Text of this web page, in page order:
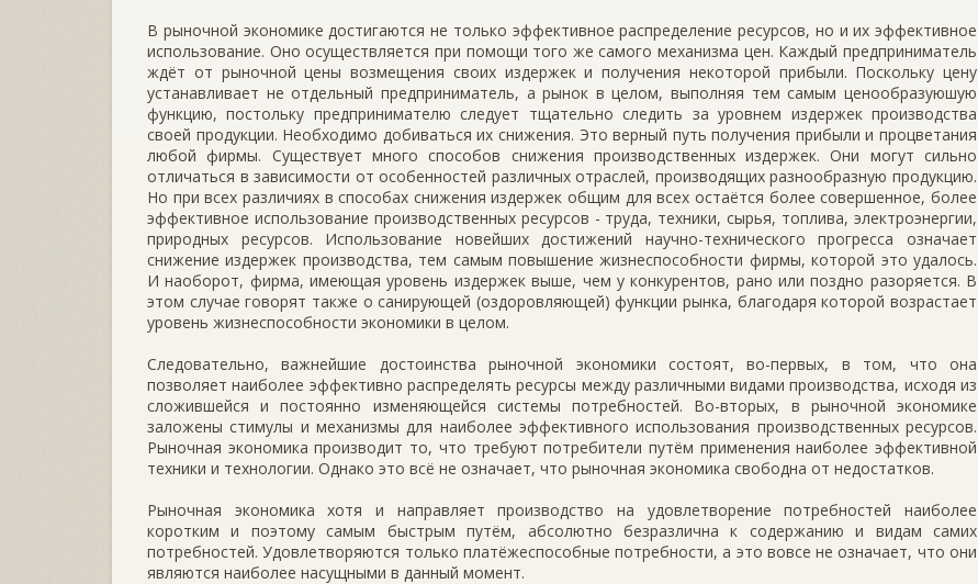
В рыночной экономике достигаются не только эффективное распределение ресурсов, но и их эффективное
использование. Оно осуществляется при помощи того же самого механизма цен. Каждый предприниматель
ждёт от рыночной цены возмещения своих издержек и получения некоторой прибыли. Поскольку цену
устанавливает не отдельный предприниматель, а рынок в целом, выполняя тем самым ценообразуюшую
функцию, постольку предпринимателю следует тщательно следить за уровнем издержек производства
своей продукции. Необходимо добиваться их снижения. Это верный путь получения прибыли и процветания
любой фирмы. Существует много способов снижения производственных издержек. Они могут сильно
отличаться в зависимости от особенностей различных отраслей, производящих разнообразную продукцию.
Но при всех различиях в способах снижения издержек общим для всех остаётся более совершенное, более
эффективное использование производственных ресурсов - труда, техники, сырья, топлива, электроэнергии,
природных ресурсов. Использование новейших достижений научно-технического прогресса означает
снижение издержек производства, тем самым повышение жизнеспособности фирмы, которой это удалось.
И наоборот, фирма, имеющая уровень издержек выше, чем у конкурентов, рано или поздно разоряется. В
этом случае говорят также о санирующей (оздоровляющей) функции рынка, благодаря которой возрастает
уровень жизнеспособности экономики в целом.
Следовательно, важнейшие достоинства рыночной экономики состоят, во-первых, в том, что она
позволяет наиболее эффективно распределять ресурсы между различными видами производства, исходя из
сложившейся и постоянно изменяющейся системы потребностей. Во-вторых, в рыночной экономике
заложены стимулы и механизмы для наиболее эффективного использования производственных ресурсов.
Рыночная экономика производит то, что требуют потребители путём применения наиболее эффективной
техники и технологии. Однако это всё не означает, что рыночная экономика свободна от недостатков.
Рыночная экономика хотя и направляет производство на удовлетворение потребностей наиболее
коротким и поэтому самым быстрым путём, абсолютно безразлична к содержанию и видам самих
потребностей. Удовлетворяются только платёжеспособные потребности, а это вовсе не означает, что они
являются наиболее насущными в данный момент.